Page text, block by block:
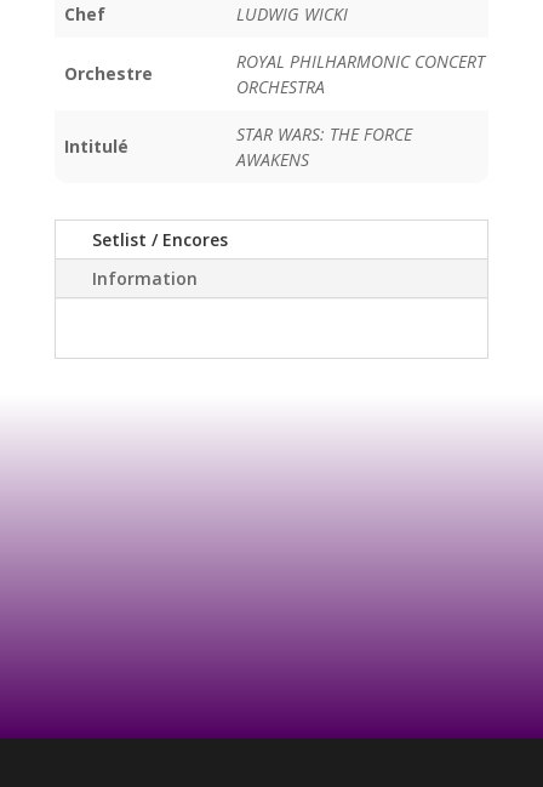
Chef LUDWIG WICKI
Orchestre
ROYAL PHILHARMONIC CONCERT
ORCHESTRA
Intitulé
STAR WARS: THE FORCE
AWAKENS
Setlist / Encores
Information